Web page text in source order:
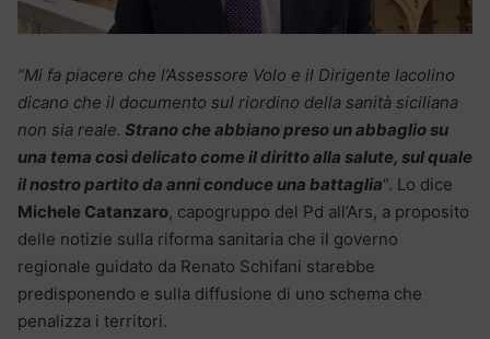
“Mi fa piacere che l’Assessore Volo e il Dirigente Iacolino
dicano che il documento sul riordino della sanità siciliana
non sia reale. Strano che abbiano preso un abbaglio su
una tema così delicato come il diritto alla salute, sul quale
il nostro partito da anni conduce una battaglia“. Lo dice
Michele Catanzaro, capogruppo del Pd all’Ars, a proposito
delle notizie sulla riforma sanitaria che il governo
regionale guidato da Renato Schifani starebbe
predisponendo e sulla diffusione di uno schema che
penalizza i territori.